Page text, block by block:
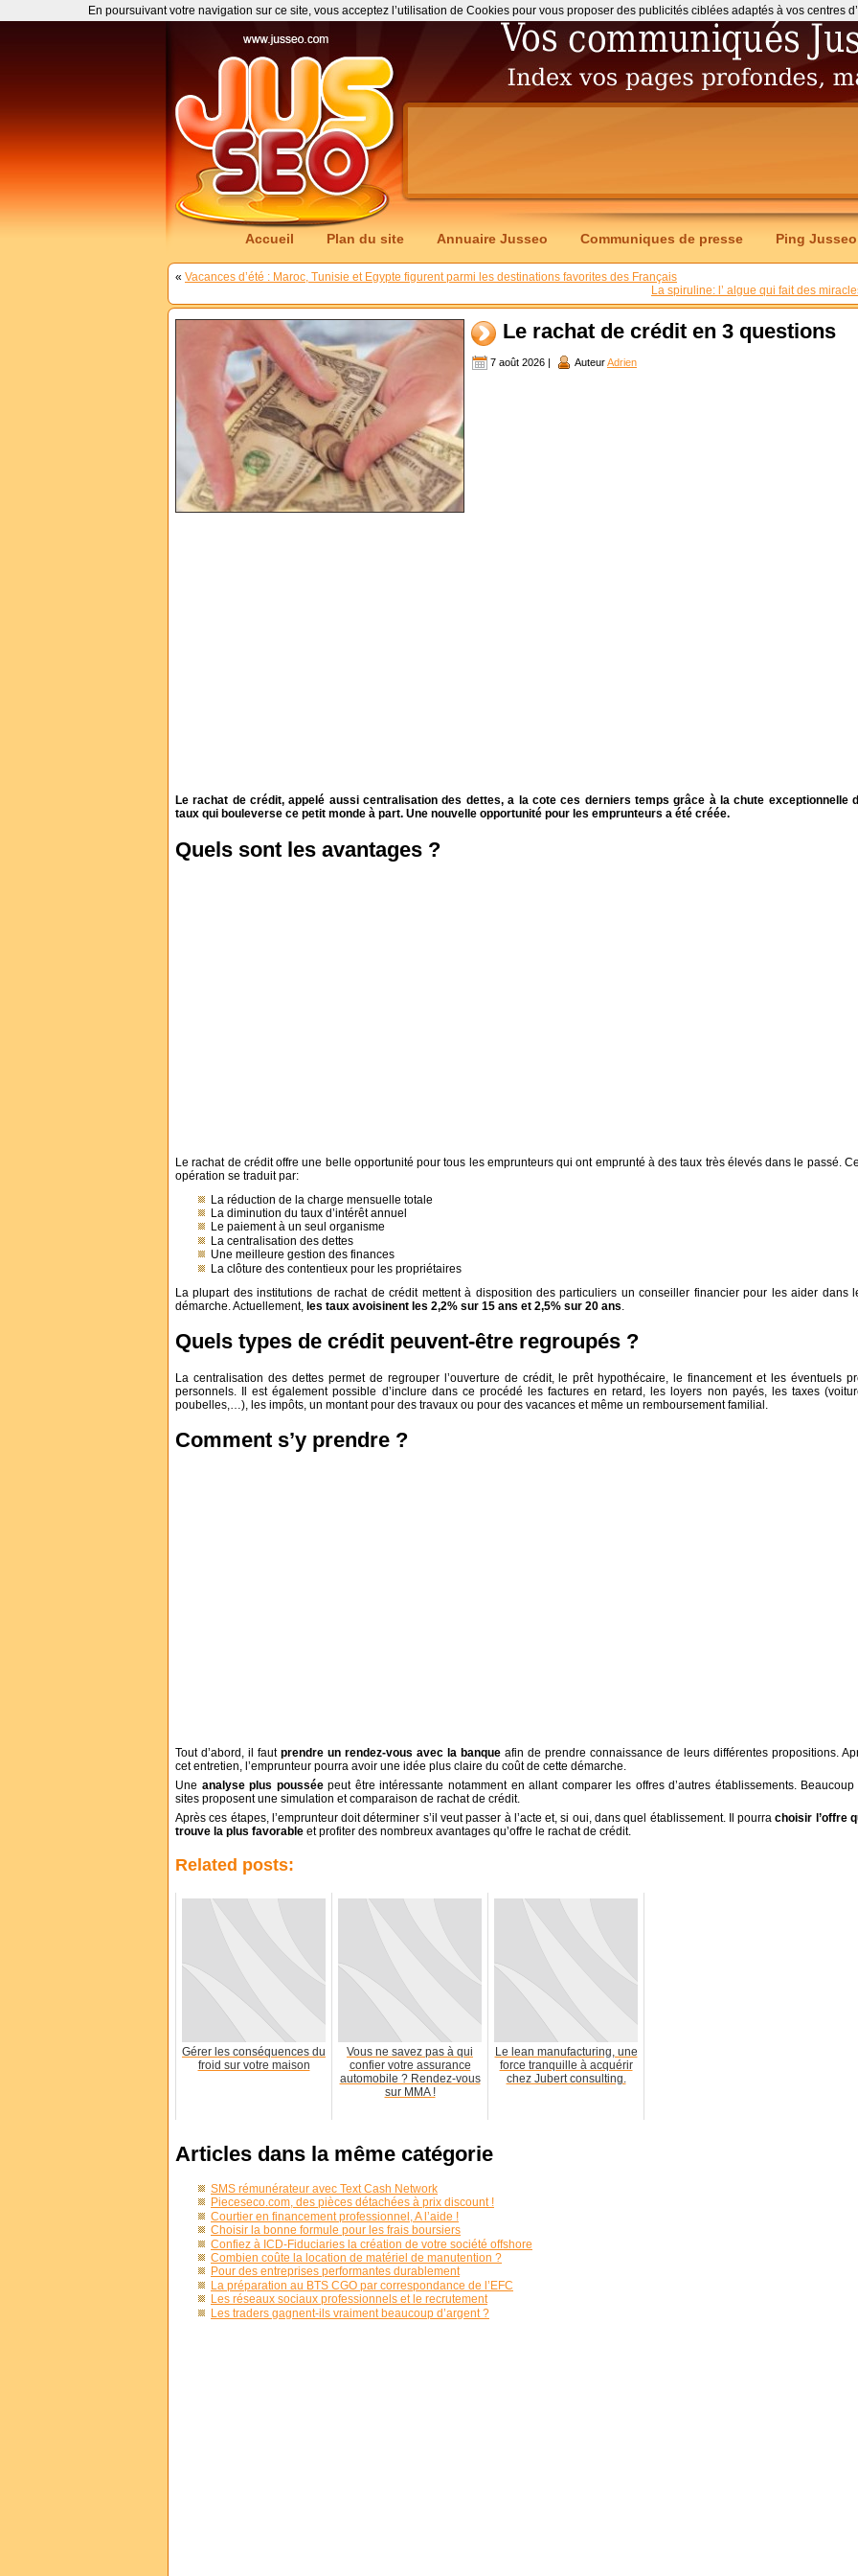
Accueil Plan du site Annuaire Jusseo Communiques de presse Ping Jusseo
« Vacances d’été : Maroc, Tunisie et Egypte figurent parmi les destinations favorites des Français
La spiruline: l’ algue qui fait des
Le rachat de crédit en 3 questions
7 août 2026 | AuteurAdrien
Le rachat de crédit, appelé aussi centralisation des dettes, a la cote ces derniers temps grâce à la chute exceptionnelle
taux qui bouleverse ce petit monde à part. Une nouvelle opportunité pour les emprunteurs a été créée.
Quels sont les avantages ?
Le rachat de crédit offre une belle opportunité pour tous les emprunteurs qui ont emprunté à des taux très élevés dans le passé.
opération se traduit par:
La réduction de la charge mensuelle totale
La diminution du taux d’intérêt annuel
Le paiement à un seul organisme
La centralisation des dettes
Une meilleure gestion des finances
La clôture des contentieux pour les propriétaires
La plupart des institutions de rachat de crédit mettent à disposition des particuliers un conseiller financier pour les aider dans
démarche. Actuellement, les taux avoisinent les 2,2% sur 15 ans et 2,5% sur 20 ans
Quels types de crédit peuvent-être regroupés ?
La centralisation des dettes permet de regrouper l’ouverture de crédit, le prêt hypothécaire, le financement et les éventuels
personnels. Il est également possible d’inclure dans ce procédé les factures en retard, les loyers non payés, les taxes
poubelles,…), les impôts, un montant pour des travaux ou pour des vacances et même un remboursement familial.
Comment s’y prendre ?
Tout d’abord, il faut prendre un rendez-vous avec la banque afin de prendre connaissance de leurs différentes propositions.
cet entretien, l’emprunteur pourra avoir une idée plus claire du coût de cette démarche.
Une analyse plus pousséepeut être intéressante notamment en allant comparer les offres d’autres établissements. Beaucoup
sites proposent une simulation et comparaison de rachat de crédit.
Après ces étapes, l’emprunteur doit déterminer s’il veut passer à l’acte et, si oui, dans quel établissement. Il pourrachoisir l’offre
trouve la plus favorable et profiter des nombreux avantages qu’offre le rachat de crédit.
Related posts:
Gérer les conséquences du
froid sur votre maison
Vous ne savez pas à qui
confier votre assurance
automobile ? Rendez-vous
sur MMA !
Le lean manufacturing, une
force tranquille à acquérir
chez Jubert consulting.
Articles dans la même catégorie
SMS rémunérateur avec Text Cash Network
Pieceseco.com, des pièces détachées à prix discount !
Courtier en financement professionnel, A l’aide !
Choisir la bonne formule pour les frais boursiers
Confiez à ICD-Fiduciaries la création de votre société offshore
Combien coûte la location de matériel de manutention ?
Pour des entreprises performantes durablement
La préparation au BTS CGO par correspondance de l’EFC
Les réseaux sociaux professionnels et le recrutement
Les traders gagnent-ils vraiment beaucoup d’argent ?
En poursuivant votre navigation sur ce site, vous acceptez l’utilisation de Cookies pour vous proposer des publicités ciblées adaptés à vos centres